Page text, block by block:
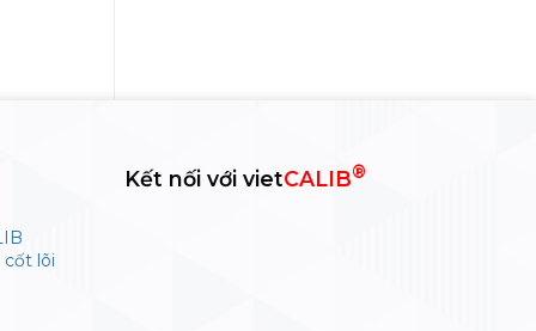
cốt lõi
Kết nối với vietCALIB®